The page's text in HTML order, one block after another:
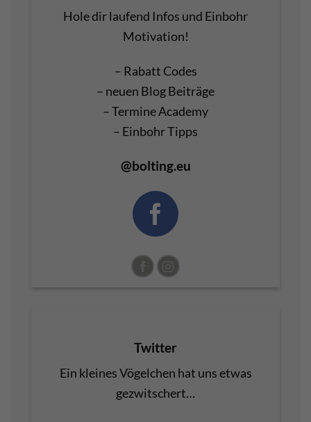
Hole dir laufend Infos und Einbohr
Motivation!
– Rabatt Codes
– neuen Blog Beiträge
– Termine Academy
– Einbohr Tipps
@bolting.eu
Twitter
Ein kleines Vögelchen hat uns etwas
gezwitschert…